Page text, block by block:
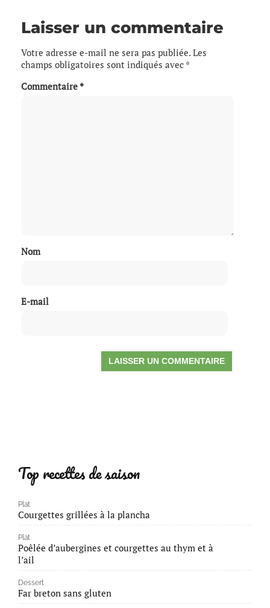
Laisser un commentaire
Votre adresse e-mail ne sera pas publiée. Les
champs obligatoires sont indiqués avec *
Commentaire *
Nom
E-mail
Top recettes de saison
Plat
Courgettes grillées à la plancha
Plat
Poêlée d’aubergines et courgettes au thym et à
l’ail
Dessert
Far breton sans gluten